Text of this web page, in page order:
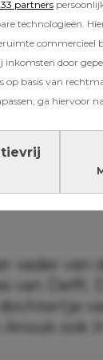
partners
technologieën.
commercieel
door
op basis van
ga hiervoor
is te
die ik
houdt
bij.
Lees ook
een
vader van
van Delft.
ook